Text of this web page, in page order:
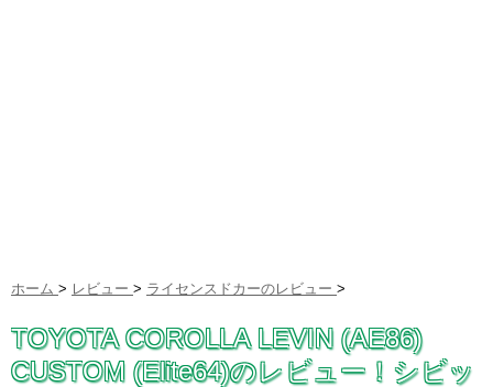
ホーム > レビュー > ライセンスドカーのレビュー >
TOYOTA COROLLA LEVIN (AE86)
CUSTOM (Elite64)のレビュー！シビッ